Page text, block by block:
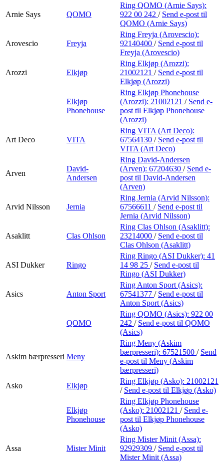
Arnie Says QOMO
Ring QOMO (Arnie Says):
922 00 242 / Send e-post til
QOMO (Arnie Says)
Arovescio Freyja
Ring Freyja (Arovescio):
92140400 / Send e-post til
Freyja (Arovescio)
Arozzi Elkjøp
Ring Elkjøp (Arozzi):
21002121 / Send e-post til
Elkjøp (Arozzi)
Elkjøp
Phonehouse
Ring Elkjøp Phonehouse
(Arozzi): 21002121 / Send e-
post til Elkjøp Phonehouse
(Arozzi)
Art Deco VITA
Ring VITA (Art Deco):
67564130 / Send e-post til
VITA (Art Deco)
Arven
David-
Andersen
Ring David-Andersen
(Arven): 67204630 / Send e-
post til David-Andersen
(Arven)
Arvid Nilsson Jernia
Ring Jernia (Arvid Nilsson):
67566611 / Send e-post til
Jernia (Arvid Nilsson)
Asaklitt Clas Ohlson
Ring Clas Ohlson (Asaklitt):
23214000 / Send e-post til
Clas Ohlson (Asaklitt)
ASI Dukker Ringo
Ring Ringo (ASI Dukker): 41
14 98 25 / Send e-post til
Ringo (ASI Dukker)
Asics Anton Sport
Ring Anton Sport (Asics):
67541377 / Send e-post til
Anton Sport (Asics)
QOMO
Ring QOMO (Asics): 922 00
242 / Send e-post til QOMO
(Asics)
Askim bærpresseri Meny
Ring Meny (Askim
bærpresseri): 67521500 / Send
e-post til Meny (Askim
bærpresseri)
Asko
Elkjøp
Ring Elkjøp (Asko): 21002121
/ Send e-post til Elkjøp (Asko)
Elkjøp
Phonehouse
Ring Elkjøp Phonehouse
(Asko): 21002121 / Send e-
post til Elkjøp Phonehouse
(Asko)
Assa Mister Minit
Ring Mister Minit (Assa):
92929309 / Send e-post til
Mister Minit (Assa)